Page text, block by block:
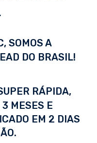
SOMOS A
DO BRASIL!
RÁPIDA,
MESES E
EM 2 DIAS